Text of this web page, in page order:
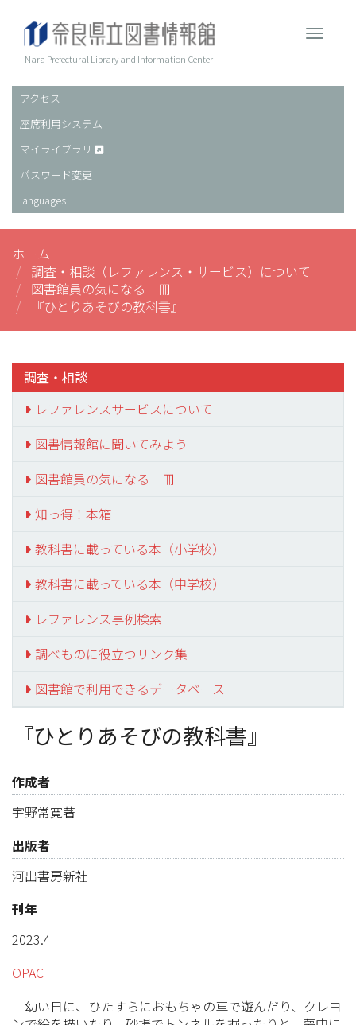
Nara Prefectural Library and Information Center
ヘ
ッ
ダ
ー
アクセス
座席利用システム
マイライブラリ
パスワード変更
languages
ホーム
調査・相談（レファレンス・サービス）について
図書館員の気になる一冊
『ひとりあそびの教科書』
調査・相談
レファレンスサービスについて
図書情報館に聞いてみよう
図書館員の気になる一冊
知っ得！本箱
教科書に載っている本（小学校）
教科書に載っている本（中学校）
レファレンス事例検索
調べものに役立つリンク集
図書館で利用できるデータベース
『ひとりあそびの教科書』
作成者
宇野常寛著
出版者
河出書房新社
刊年
2023.4
OPAC
幼い日に、ひたすらにおもちゃの車で遊んだり、クレヨ